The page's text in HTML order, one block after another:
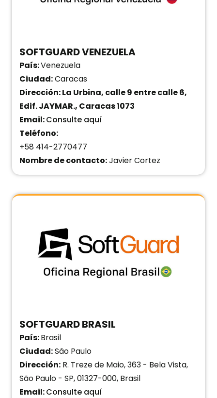
SOFTGUARD VENEZUELA
País:Venezuela
Ciudad:Caracas
Dirección: La Urbina, calle 9 entre calle 6,
Edif. JAYMAR., Caracas 1073
Email:Consulte aquí
Teléfono:
+58 414-2770477
Nombre de contacto:Javier Cortez
SOFTGUARD BRASIL
País:Brasil
Ciudad:São Paulo
Dirección: R. Treze de Maio, 363 - Bela Vista,
São Paulo - SP, 01327-000, Brasil
Email:Consulte aquí